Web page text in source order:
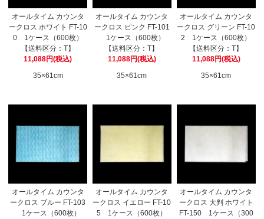
オールタイム カウンタ
ークロス ホワイト FT-10
0 1ケース（600枚）
【送料区分：T】
11,088円(税込)
35×61cm
オールタイム カウンタ
ークロス ピンク FT-101
1ケース（600枚）
【送料区分：T】
11,088円(税込)
35×61cm
オールタイム カウンタ
ークロス グリーン FT-10
2 1ケース（600枚）
【送料区分：T】
11,088円(税込)
35×61cm
オールタイム カウンタ
ークロス ブルー FT-103
1ケース（600枚）
オールタイム カウンタ
ークロス イエロー FT-10
5 1ケース（600枚）
オールタイム カウンタ
ークロス 大判 ホワイト
FT-150 1ケース（300